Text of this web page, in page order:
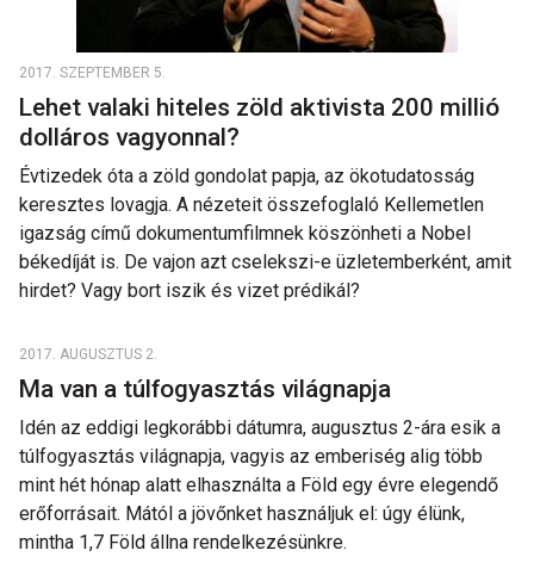
2017. SZEPTEMBER 5.
Lehet valaki hiteles zöld aktivista 200 millió
dolláros vagyonnal?
Évtizedek óta a zöld gondolat papja, az ökotudatosság
keresztes lovagja. A nézeteit összefoglaló Kellemetlen
igazság című dokumentumfilmnek köszönheti a Nobel
békedíját is. De vajon azt cselekszi-e üzletemberként, amit
hirdet? Vagy bort iszik és vizet prédikál?
2017. AUGUSZTUS 2.
Ma van a túlfogyasztás világnapja
Idén az eddigi legkorábbi dátumra, augusztus 2-ára esik a
túlfogyasztás világnapja, vagyis az emberiség alig több
mint hét hónap alatt elhasználta a Föld egy évre elegendő
erőforrásait. Mától a jövőnket használjuk el: úgy élünk,
mintha 1,7 Föld állna rendelkezésünkre.